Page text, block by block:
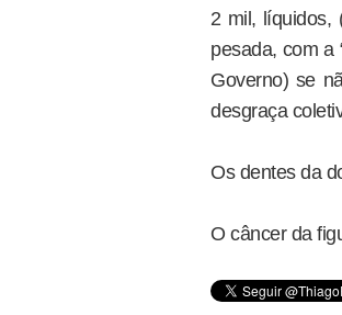
2 mil, líquidos,
pesada, com a
Governo) se
desgraça
Os dentes da
O câncer da